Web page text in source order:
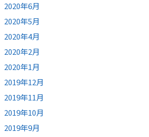
2020年6月
2020年5月
2020年4月
2020年2月
2020年1月
2019年12月
2019年11月
2019年10月
2019年9月